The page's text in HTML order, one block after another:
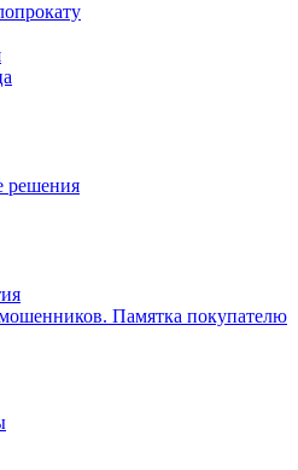
решения
Памятка покупателю